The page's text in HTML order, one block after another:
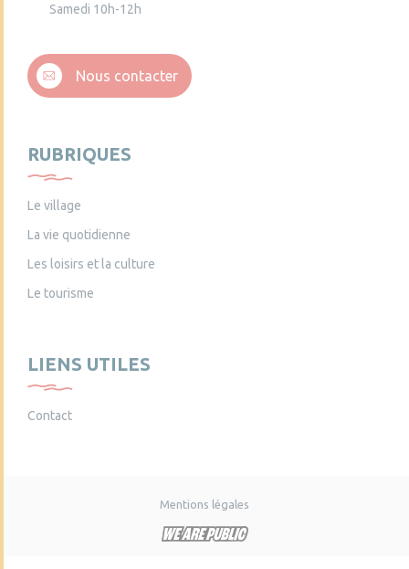
Samedi 10h-12h
Nous contacter
RUBRIQUES
Le village
La vie quotidienne
Les loisirs et la culture
Le tourisme
LIENS UTILES
Contact
Mentions légales